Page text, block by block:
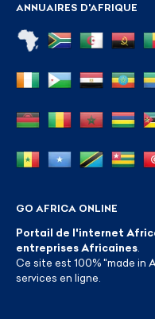
ANNUAIRES D'AFRIQUE
GO AFRICA ONLINE
Portail de l'internet
entreprises Africaines
Ce site est 100% "made in
services en ligne.